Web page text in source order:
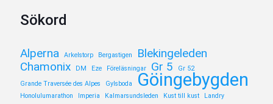
Sökord
Alperna Arkelstorp Bergastigen
Blekingeleden
Chamonix
DM Eze Föreläsningar Gr 5
Gr 52
Grande Traversée des Alpes
Gylsboda Göingebygden
Honolulumarathon Imperia Kalmarsundsleden Kust till kust
Landry